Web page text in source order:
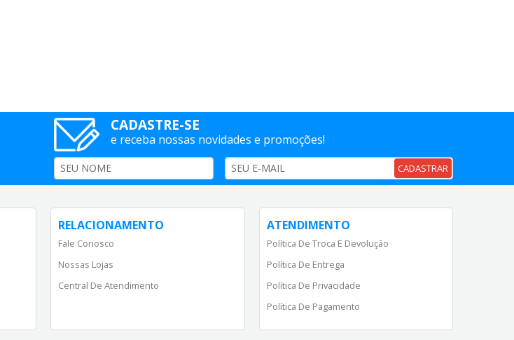
CADASTRE-SE
e receba nossas novidades e promoções!
CADASTRAR
RELACIONAMENTO
Fale Conosco
Nossas Lojas
Central De Atendimento
ATENDIMENTO
Política De Troca E Devolução
Política De Entrega
Política De Privacidade
Política De Pagamento